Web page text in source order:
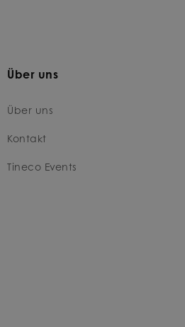
Über uns
Über uns
Kontakt
Tineco Events